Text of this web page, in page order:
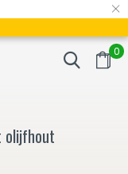
×
0
Vaak volgende
olijfhout